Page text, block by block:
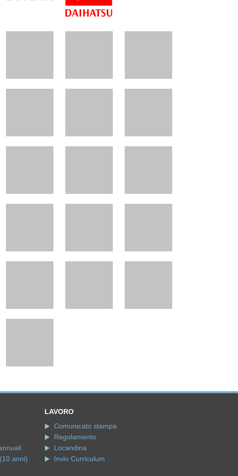
anni)
LAVORO
Comunicato stampa
Regolamento
Locandina
Invio Curriculum